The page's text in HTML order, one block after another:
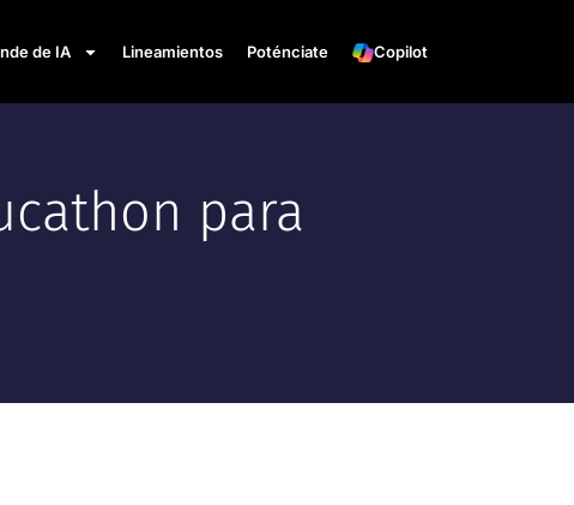
de IA Lineamientos Poténciate Copilot
para